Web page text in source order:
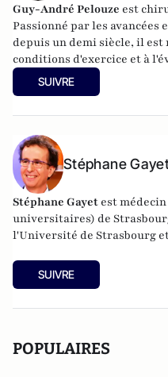
Guy-André Pelouze est
Passionné par les
depuis un demi siècle, il
conditions d'exercice et à
conditionnent la qualité des
SUIVRE
Stéphane
Stéphane Gayet est
universitaires) de
l'Université de Strasbourg
SUIVRE
POPULAIRES